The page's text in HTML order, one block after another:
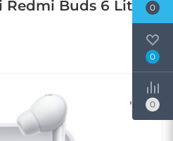
Buds 6 Lite
0
0
0